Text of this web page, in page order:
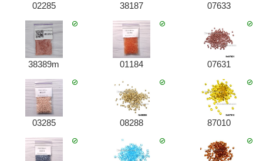
02285 38187 07633
38389m 01184 07631
03285 08288 87010